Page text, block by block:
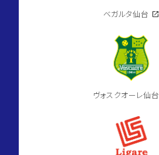
ベガルタ仙台 open_in_new
ヴォスクオーレ仙台